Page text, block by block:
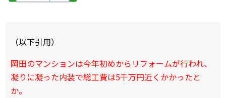
（以下引用）
岡田のマンションは今年初めからリフォームが行われ、
凝りに凝った内装で総工費は5千万円近くかかったと
か。